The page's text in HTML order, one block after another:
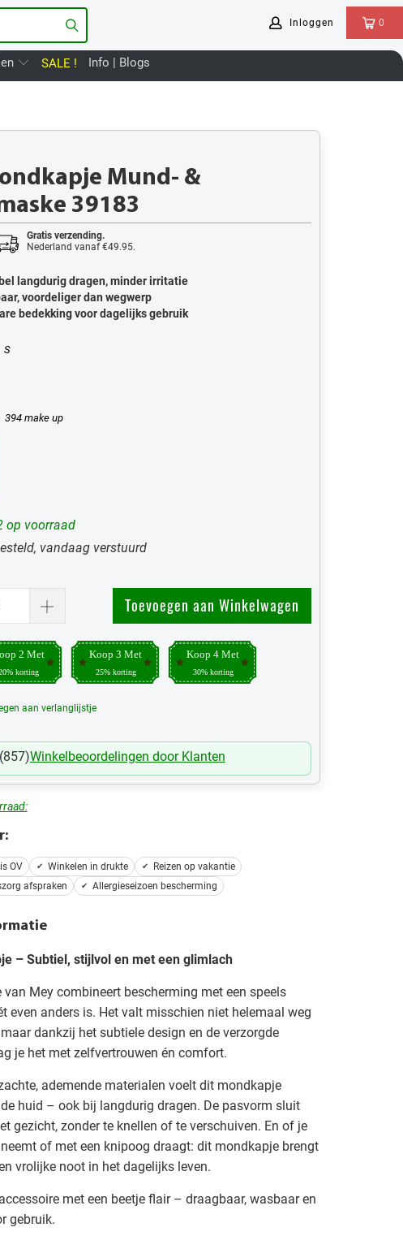
0
Inloggen
SALE ! Info | Blogs
Mund- &
39183
Gratis verzending.
Nederland vanaf €49.95.
langdurig dragen, minder irritatie
voordeliger dan wegwerp
bedekking voor dagelijks gebruik
S
394 make up
op voorraad
vandaag verstuurd
Toevoegen aan Winkelwagen
2 Met
korting
Koop 3 Met
25% korting
Koop 4 Met
30% korting
aan verlanglijstje
Winkelbeoordelingen door Klanten
OV Winkelen in drukte
Reizen op vakantie
afspraken
Allergieseizoen bescherming
– Subtiel, stijlvol en met een glimlach
van Mey combineert bescherming met een speels
even anders is. Het valt misschien niet helemaal weg
dankzij het subtiele design en de verzorgde
je het met zelfvertrouwen én comfort.
ademende materialen voelt dit mondkapje
huid – ook bij langdurig dragen. De pasvorm sluit
gezicht, zonder te knellen of te verschuiven. En of je
of met een knipoog draagt: dit mondkapje brengt
vrolijke noot in het dagelijks leven.
met een beetje flair – draagbaar, wasbaar en
gebruik.